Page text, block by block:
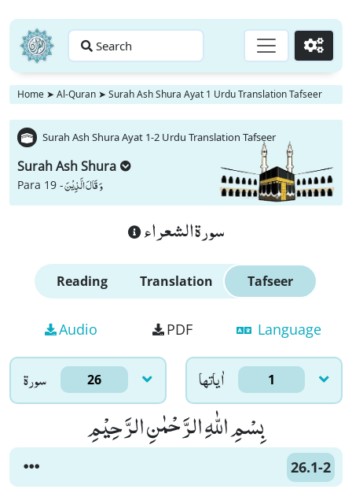
Search Go
Home ➤ Al-Quran ➤ Surah Ash Shura Ayat 1 Urdu Translation Tafseer
Surah Ash Shura Ayat 1-2 Urdu Translation Tafseer
Surah Ash Shura
Para 19 -وَ قَالَ الَّذِیْنَ
سورة الشعراء
Reading Translation Tafseer
Audio PDF Language
سورۃ 26 اٰياتها 1
بِسْمِ اللّٰهِ الرَّحْمٰنِ الرَّحِیْمِ
26.1-2